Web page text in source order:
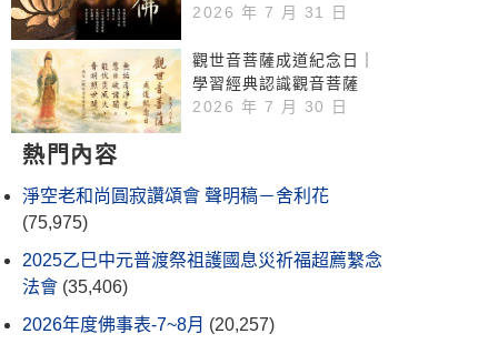
2026 年 7 月 31 日
觀世音菩薩成道紀念日｜
學習經典認識觀音菩薩
2026 年 7 月 30 日
熱門內容
淨空老和尚圓寂讚頌會 聲明稿－舍利花
(75,975)
2025乙巳中元普渡祭祖護國息災祈福超薦繫念
法會 (35,406)
2026年度佛事表-7~8月 (20,257)